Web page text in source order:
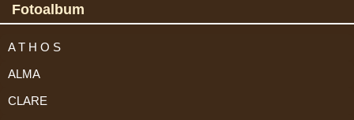
Fotoalbum
A T H O S
ALMA
CLARE